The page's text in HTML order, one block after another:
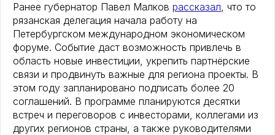
Ранее губернатор Павел Малков рассказал, что то
рязанская делегация начала работу на
Петербургском международном экономическом
форуме. Событие даст возможность привлечь в
область новые инвестиции, укрепить партнёрские
связи и продвинуть важные для региона проекты. В
этом году запланировано подписать более 20
соглашений. В программе планируются десятки
встреч и переговоров с инвесторами, коллегами из
других регионов страны, а также руководителями